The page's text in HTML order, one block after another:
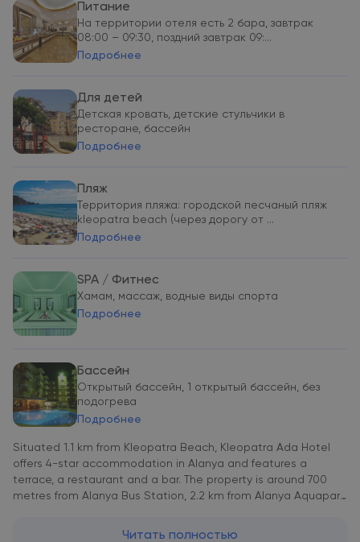
Питание
На территории отеля есть 2 бара, завтрак
08:00 – 09:30, поздний завтрак 09:...
Подробнее
Для детей
Детская кровать, детские стульчики в
ресторане, бассейн
Подробнее
Пляж
Территория пляжа: городской песчаный пляж
kleopatra beach (через дорогу от ...
Подробнее
SPA / Фитнес
Хамам, массаж, водные виды спорта
Подробнее
Бассейн
Открытый бассейн, 1 открытый бассейн, без
подогрева
Подробнее
Situated 1.1 km from Kleopatra Beach, Kleopatra Ada Hotel
offers 4-star accommodation in Alanya and features a
terrace, a restaurant and a bar. The property is around 700
metres from Alanya Bus Station, 2.2 km from Alanya Aquapark
has a seasonal outdoor pool, fitness centre, sauna and
Читать полностью